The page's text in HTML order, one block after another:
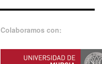
Colaboramos con: